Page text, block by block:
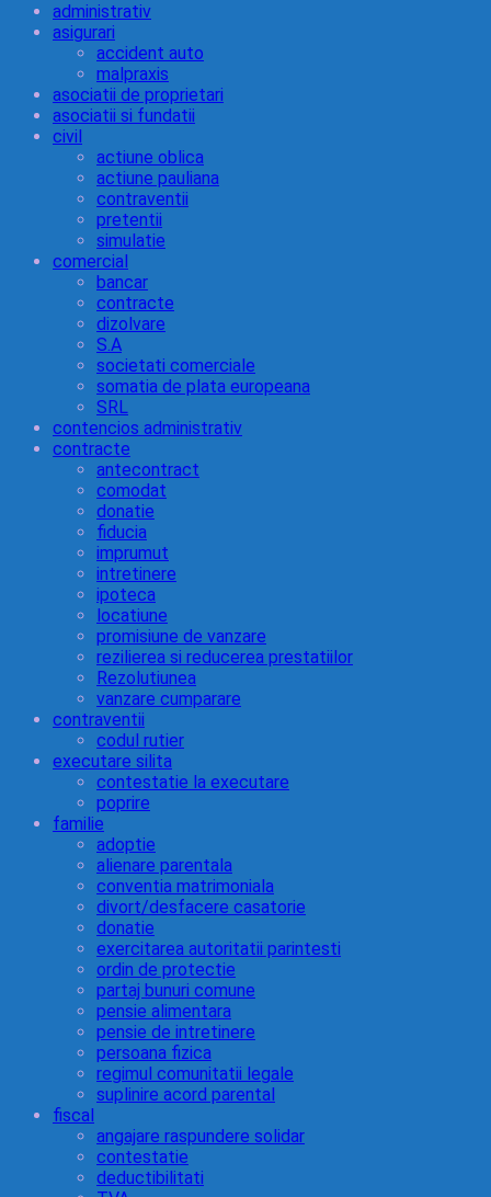
administrativ
asigurari
accident auto
malpraxis
asociatii de proprietari
asociatii si fundatii
civil
actiune oblica
actiune pauliana
contraventii
pretentii
simulatie
comercial
bancar
contracte
dizolvare
S.A
societati comerciale
somatia de plata europeana
SRL
contencios administrativ
contracte
antecontract
comodat
donatie
fiducia
imprumut
intretinere
ipoteca
locatiune
promisiune de vanzare
rezilierea si reducerea prestatiilor
Rezolutiunea
vanzare cumparare
contraventii
codul rutier
executare silita
contestatie la executare
poprire
familie
adoptie
alienare parentala
conventia matrimoniala
divort/desfacere casatorie
donatie
exercitarea autoritatii parintesti
ordin de protectie
partaj bunuri comune
pensie alimentara
pensie de intretinere
persoana fizica
regimul comunitatii legale
suplinire acord parental
fiscal
angajare raspundere solidar
contestatie
deductibilitati